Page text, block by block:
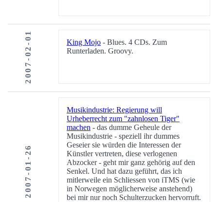
2007-02-01 King Mojo - Blues. 4 CDs. Zum
Runterladen. Groovy.
2007-01-26
Musikindustrie: Regierung will
Urheberrecht zum "zahnlosen Tiger"
machen - das dumme Geheule der
Musikindustrie - speziell ihr dummes
Geseier sie würden die Interessen der
Künstler vertreten, diese verlogenen
Abzocker - geht mir ganz gehörig auf den
Senkel. Und hat dazu geführt, das ich
mitlerweile ein Schliessen von iTMS (wie
in Norwegen möglicherweise anstehend)
bei mir nur noch Schulterzucken hervorruft.